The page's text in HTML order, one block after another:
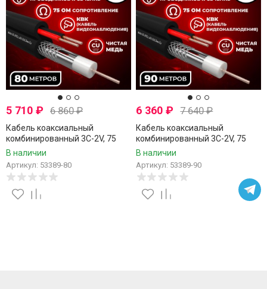
5 710 ₽ 6 860₽
Кабель коаксиальный
комбинированный 3C-2V, 75
Ом, чистая медь с кабелем
питания 2x0.5мм (CU,
одножильный), наружный,
черный, 80 метров
В наличии
Артикул: 53389-80
6 360₽ 7 640₽
Кабель коаксиальный
комбинированный 3C-2V, 75
Ом, чистая медь с кабелем
питания 2x0.5мм (CU,
одножильный), наружный,
черный, 90 метров
В наличии
Артикул: 53389-90